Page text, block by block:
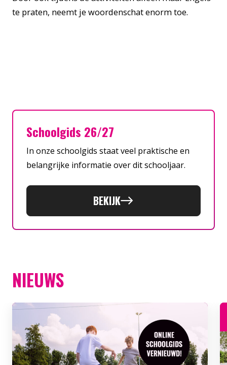
te praten, neemt je woordenschat enorm toe.
Schoolgids 26/27
In onze schoolgids staat veel praktische en
belangrijke informatie over dit schooljaar.
BEKIJK
NIEUWS